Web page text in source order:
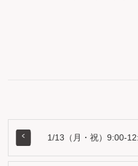
1/13（月・祝）9:00-